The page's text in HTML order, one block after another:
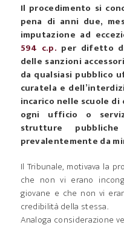
Il procedimento si
pena di anni due,
imputazione ad
594 c.p. per difetto
delle sanzioni
da qualsiasi pubblico
curatela e
incarico nelle scuole
ogni ufficio o
strutture
prevalentemente da
Il Tribunale, motivava la
che non vi erano
giovane e che non vi
credibilità della stessa.
Analoga considerazione